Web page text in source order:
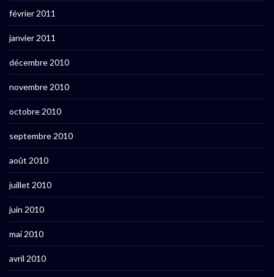
février 2011
janvier 2011
décembre 2010
novembre 2010
octobre 2010
septembre 2010
août 2010
juillet 2010
juin 2010
mai 2010
avril 2010